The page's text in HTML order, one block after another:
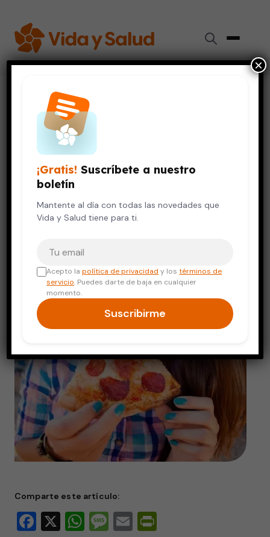
Digestión y Nutrición
Los adolescentes siempre tienen hambre, pero no siempre
comen bien
DIGESTIÓN Y NUTRICIÓN
Los adolescentes siempre
tienen hambre, pero no siempre
comen bien
Comparte este artículo:
Facebook
X WhatsApp
Message
Email
¡Gratis! Suscríbete a nuestro
boletín
Mantente al día con todas las novedades que
Vida y Salud tiene para ti.
Acepto lapolítica de privacidad y lostérminos de
servicio. Puedes darte de baja en cualquier
momento.
Suscribirme
×